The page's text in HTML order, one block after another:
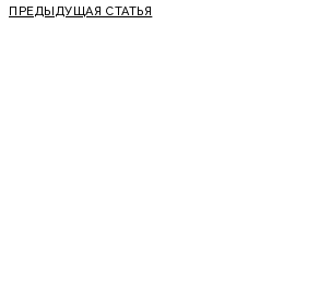
ПРЕДЫДУЩАЯ СТАТЬЯ